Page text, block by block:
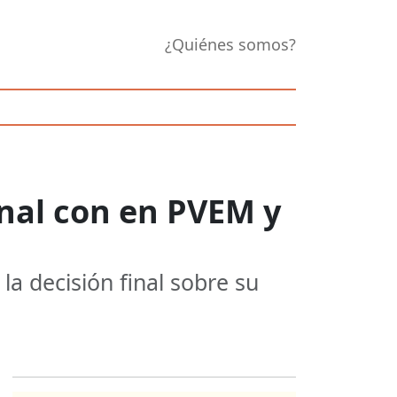
¿Quiénes somos?
con en PVEM y
decisión final sobre su